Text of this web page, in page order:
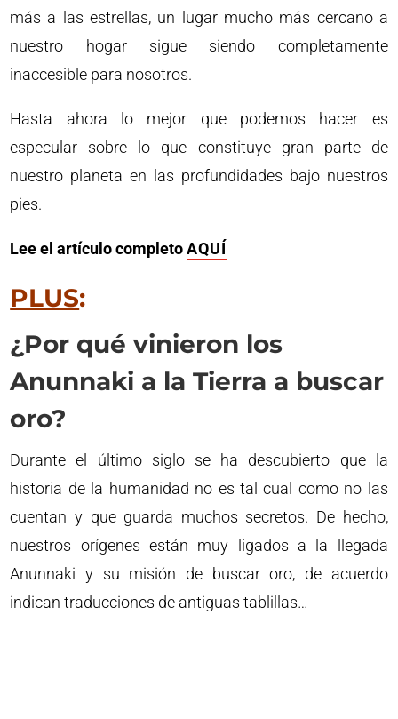
más a las estrellas, un lugar mucho más cercano a
nuestro hogar sigue siendo completamente
inaccesible para nosotros.
Hasta ahora lo mejor que podemos hacer es
especular sobre lo que constituye gran parte de
nuestro planeta en las profundidades bajo nuestros
pies.
Lee el artículo completoAQUÍ
PLUS:
¿Por qué vinieron los
Anunnaki a la Tierra a buscar
oro?
Durante el último siglo se ha descubierto que la
historia de la humanidad no es tal cual como no las
cuentan y que guarda muchos secretos. De hecho,
nuestros orígenes están muy ligados a la llegada
Anunnaki y su misión de buscar oro, de acuerdo
indican traducciones de antiguas tablillas…